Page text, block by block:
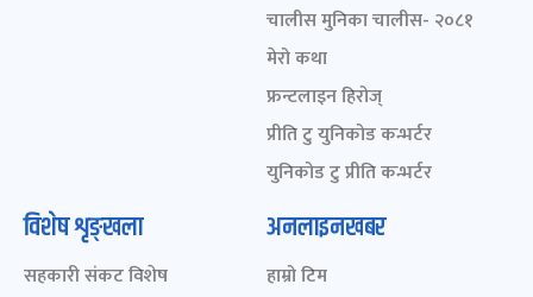
चालीस मुनिका चालीस- २०८१
मेरो कथा
फ्रन्टलाइन हिरोज्
प्रीति टु युनिकोड कन्भर्टर
युनिकोड टु प्रीति कन्भर्टर
विशेष शृङ्खला
सहकारी संकट विशेष
अनलाइनखबर
हाम्रो टिम